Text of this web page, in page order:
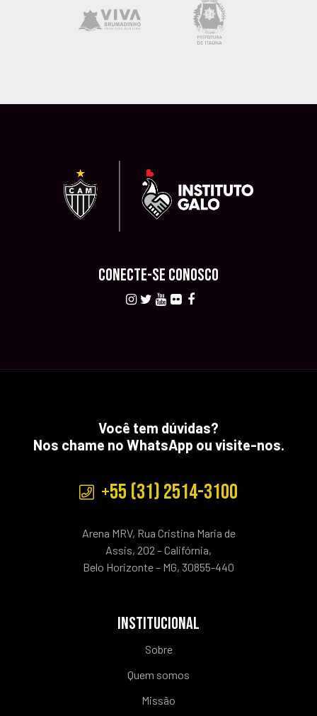
CONECTE-SE CONOSCO
Você tem dúvidas?
Nos chame no WhatsApp ou visite-nos.
+55 (31) 2514-3100
Arena MRV, Rua Cristina Maria de
Assis, 202 – Califórnia,
Belo Horizonte – MG, 30855-440
INSTITUCIONAL
Sobre
Quem somos
Missão